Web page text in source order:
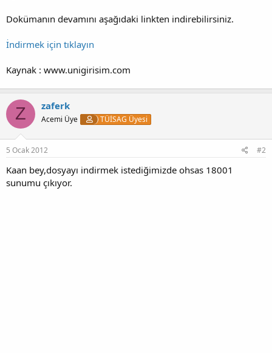
Dokümanın devamını aşağıdaki linkten indirebilirsiniz.
İndirmek için tıklayın
Kaynak : www.unigirisim.com
Z zaferk
Acemi Üye TÜİSAG Üyesi
5 Ocak 2012 #2
Kaan bey,dosyayı indirmek istediğimizde ohsas 18001
sunumu çıkıyor.